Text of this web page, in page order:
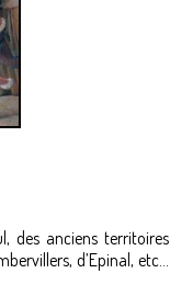
des anciens territoires
d’Epinal, etc…